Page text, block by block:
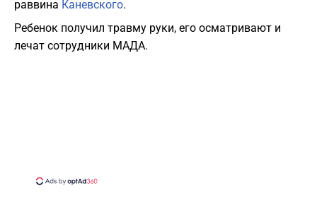
раввина Каневского.
Ребенок получил травму руки, его осматривают и
лечат сотрудники МАДА.